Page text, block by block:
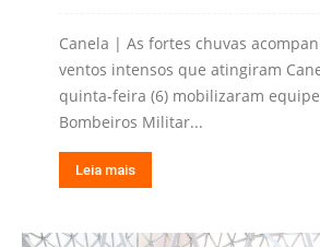
Canela | As fortes chuvas
ventos intensos que atingiram
quinta-feira (6) mobilizaram
Bombeiros Militar...
Leia mais